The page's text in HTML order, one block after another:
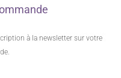
à la newsletter sur votre